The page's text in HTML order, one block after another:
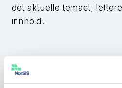
det aktuelle temaet,
innhold.
Slik rapporterer
konto